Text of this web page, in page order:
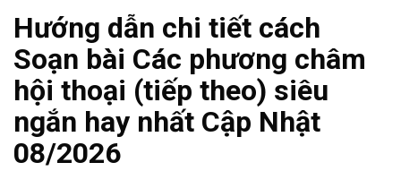
Hướng dẫn chi tiết cách
Soạn bài Các phương châm
hội thoại (tiếp theo) siêu
ngắn hay nhất Cập Nhật
08/2026